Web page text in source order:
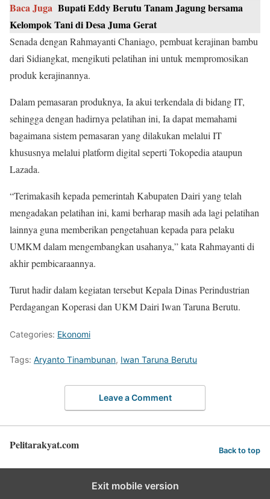
Baca Juga Bupati Eddy Berutu Tanam Jagung bersama
Kelompok Tani di Desa Juma Gerat
Senada dengan Rahmayanti Chaniago, pembuat kerajinan bambu
dari Sidiangkat, mengikuti pelatihan ini untuk mempromosikan
produk kerajinannya.
Dalam pemasaran produknya, Ia akui terkendala di bidang IT,
sehingga dengan hadirnya pelatihan ini, Ia dapat memahami
bagaimana sistem pemasaran yang dilakukan melalui IT
khususnya melalui platform digital seperti Tokopedia ataupun
Lazada.
“Terimakasih kepada pemerintah Kabupaten Dairi yang telah
mengadakan pelatihan ini, kami berharap masih ada lagi pelatihan
lainnya guna memberikan pengetahuan kepada para pelaku
UMKM dalam mengembangkan usahanya,” kata Rahmayanti di
akhir pembicaraannya.
Turut hadir dalam kegiatan tersebut Kepala Dinas Perindustrian
Perdagangan Koperasi dan UKM Dairi Iwan Taruna Berutu.
Categories: Ekonomi
Tags: Aryanto Tinambunan, Iwan Taruna Berutu
Leave a Comment
Pelitarakyat.com Back to top
Exit mobile version